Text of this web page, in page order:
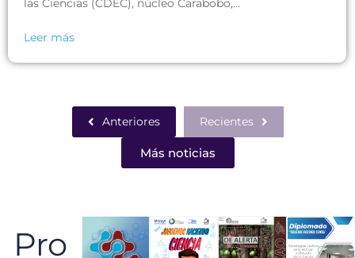
Anteriores Recientes
Más noticias
Pro